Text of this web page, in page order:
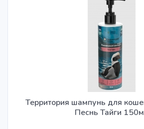
Сначала популярные
По убыванию цены
По возрастанию цены
По наименованию
Стоимость
Территория шампунь для
Песнь Тайги